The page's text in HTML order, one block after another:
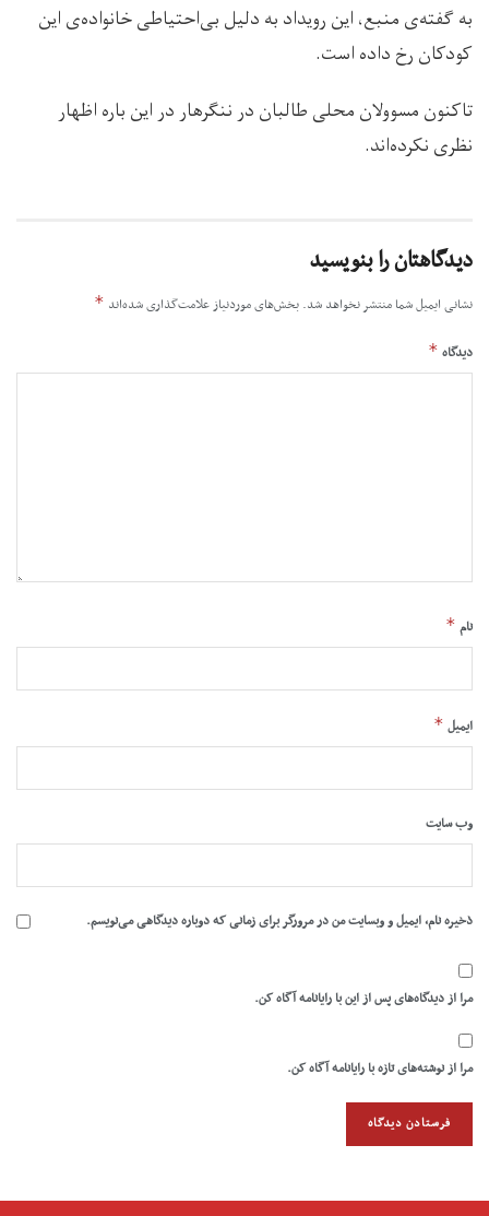
به گفته‌ی منبع، این رویداد به دلیل بی‌احتیاطی خانواده‌ی این
کودکان رخ داده است.
تاکنون مسوولان محلی طالبان در ننگرهار در این باره اظهار
نظری نکرده‌اند.
دیدگاهتان را بنویسید
نشانی ایمیل شما منتشر نخواهد شد. بخش‌های موردنیاز علامت‌گذاری شده‌اند *
دیدگاه *
نام *
ایمیل *
وب‌ سایت
ذخیره نام، ایمیل و وبسایت من در مرورگر برای زمانی که دوباره دیدگاهی می‌نویسم.
مرا از دیدگاه‌های پس از این با رایانامه آگاه کن.
مرا از نوشته‌های تازه با رایانامه آگاه کن.